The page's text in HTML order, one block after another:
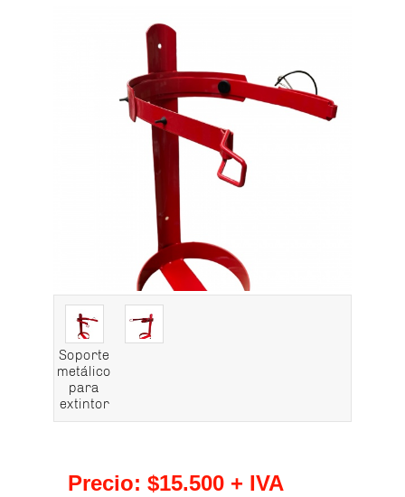
Soporte
metálico
para
extintor
Precio: $15.500 + IVA